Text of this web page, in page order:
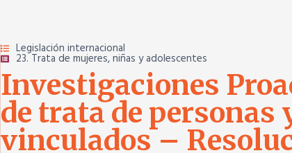
Legislación internacional
23. Trata de mujeres, niñas y adolescentes
Investigaciones
de trata de personas
vinculados –